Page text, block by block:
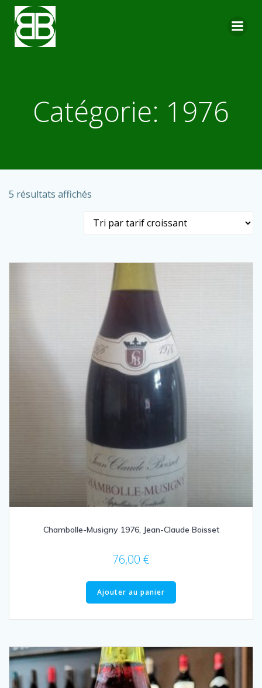
Catégorie: 1976
5 résultats affichés
prix
Chambolle-Musigny 1976, Jean-Claude Boisset
76,00 €
Ajouter au panier